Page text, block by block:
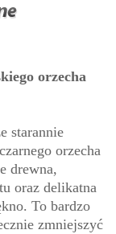
orzecha
starannie
orzecha
drewna,
oraz delikatna
To bardzo
zmniejszyć